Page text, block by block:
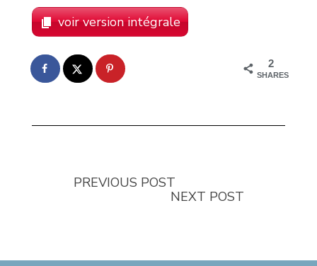
voir version intégrale
2
SHARES
PREVIOUS POST
NEXT POST